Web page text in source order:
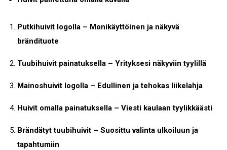
Putkihuivit logolla – Monikäyttöinen ja näkyvä
brändituote
Tuubihuivit painatuksella – Yrityksesi näkyviin tyylillä
Mainoshuivit logolla – Edullinen ja tehokas liikelahja
Huivit omalla painatuksella – Viesti kaulaan tyylikkäästi
Brändätyt tuubihuivit – Suosittu valinta ulkoiluun ja
tapahtumiin